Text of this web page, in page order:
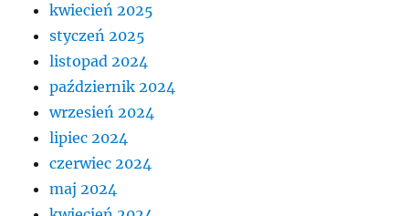
kwiecień 2025
styczeń 2025
listopad 2024
październik 2024
wrzesień 2024
lipiec 2024
czerwiec 2024
maj 2024